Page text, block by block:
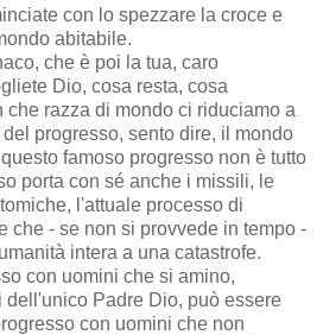
con lo spezzare la croce e
abitabile.
che è poi la tua, caro
Dio, cosa resta, cosa
razza di mondo ci riduciamo a
progresso, sento dire, il mondo
famoso progresso non è tutto
porta con sé anche i missili, le
l'attuale processo di
che - se non si provvede in tempo -
intera a una catastrofe.
con uomini che si amino,
dell'unico Padre Dio, può essere
con uomini che non